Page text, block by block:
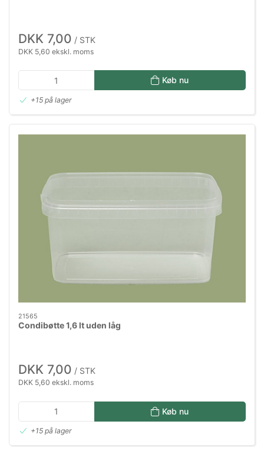
DKK 7,00 / STK
DKK 5,60 ekskl. moms
Køb nu
+15 på lager
21565
Condibøtte 1,6 lt uden låg
DKK 7,00 / STK
DKK 5,60 ekskl. moms
Køb nu
+15 på lager